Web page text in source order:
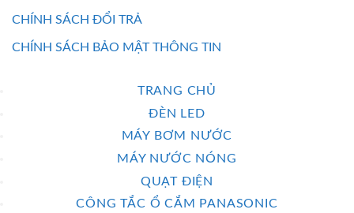
CHÍNH SÁCH ĐỔI TRẢ
CHÍNH SÁCH BẢO MẬT THÔNG TIN
TRANG CHỦ
ĐÈN LED
MÁY BƠM NƯỚC
MÁY NƯỚC NÓNG
QUẠT ĐIỆN
CÔNG TẮC Ổ CẮM PANASONIC